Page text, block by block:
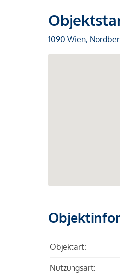
1090 Wien,
Objektart:
Nutzungsart: